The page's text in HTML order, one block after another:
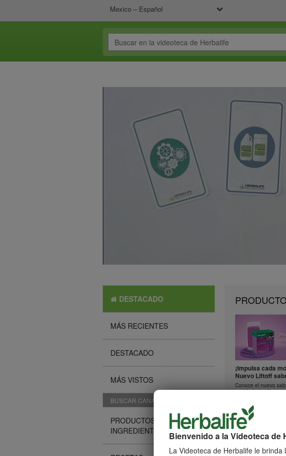
Mexico – Español
Bienvenido a la Videoteca de
La Videoteca de Herbalife le
DESTACADO
MÁS RECIENTES
DESTACADO
MÁS VISTOS
BUSCAR CANALES
PRODUCTOS E
INGREDIENTES
¡Impulsa cada
Nuevo Liftoff
Conoce el nuevo
esta bebida